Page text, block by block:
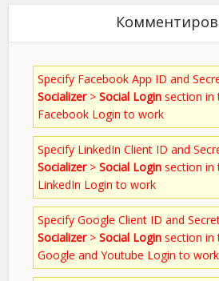
Specify Facebook App ID and
Socializer>Social Login section in
Facebook Login to work
Specify LinkedIn Client ID and
Socializer>Social Login section in
LinkedIn Login to work
Specify Google Client ID and
Socializer>Social Login section in
Google and Youtube Login to work